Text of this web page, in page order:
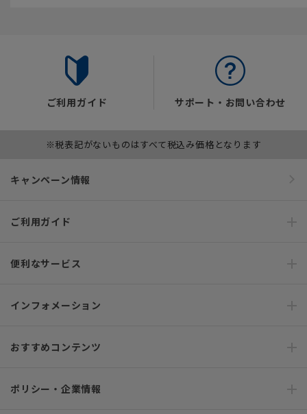
ご利用ガイド サポート・お問い合わせ
※税表記がないものはすべて税込み価格となります
キャンペーン情報
ご利用ガイド
便利なサービス
インフォメーション
おすすめコンテンツ
ポリシー・企業情報